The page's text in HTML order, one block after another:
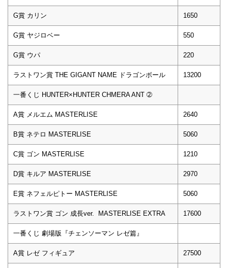
G賞 カリン 1650
G賞 ヤジロベー 550
G賞 ウパ 220
ラストワン賞 THE GIGANT NAME ドラゴンボール 13200
一番くじ HUNTER×HUNTER CHMERA ANT ➁
A賞 メルエム MASTERLISE 2640
B賞 ネテロ MASTERLISE 5060
C賞 ゴン MASTERLISE 1210
D賞 キルア MASTERLISE 2970
E賞 ネフェルピトー MASTERLISE 5060
ラストワン賞 ゴン 成長ver. MASTERLISE EXTRA 17600
一番くじ 劇場版『チェンソーマン レゼ篇』
A賞 レゼ フィギュア 27500